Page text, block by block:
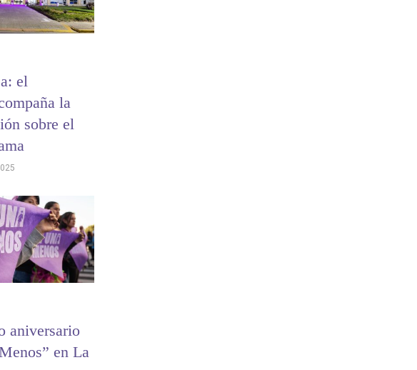
el
la
sobre el
aniversario
en La